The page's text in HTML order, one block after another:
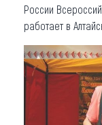
России
работает в